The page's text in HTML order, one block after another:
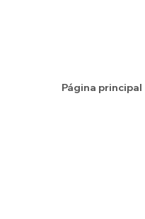
Página principal